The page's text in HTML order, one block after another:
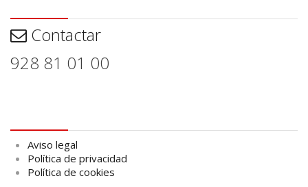
Contactar
928 81 01 00
Aviso legal
Política de privacidad
Política de cookies